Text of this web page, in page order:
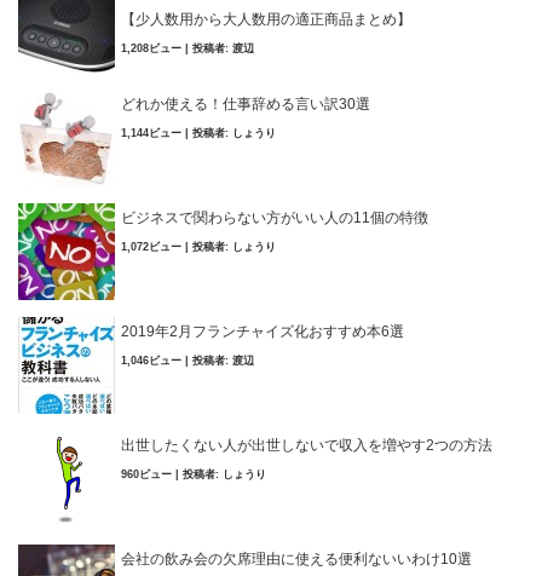
【少人数用から大人数用の適正商品まとめ】
1,208ビュー 投稿者: 渡辺
どれか使える！仕事辞める言い訳30選
1,144ビュー 投稿者: しょうり
ビジネスで関わらない方がいい人の11個の特徴
1,072ビュー 投稿者: しょうり
2019年2月フランチャイズ化おすすめ本6選
1,046ビュー 投稿者: 渡辺
出世したくない人が出世しないで収入を増やす2つの方法
960ビュー 投稿者: しょうり
会社の飲み会の欠席理由に使える便利ないいわけ10選